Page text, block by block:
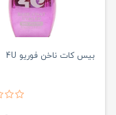
بیس کات ناخن فوریو 4U